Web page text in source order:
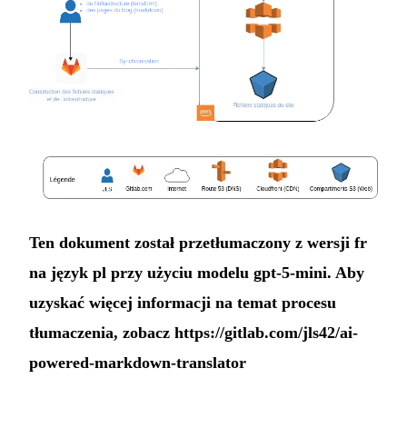
Ten dokument został przetłumaczony z wersji fr
na język pl przy użyciu modelu gpt-5-mini. Aby
uzyskać więcej informacji na temat procesu
tłumaczenia, zobacz https://gitlab.com/jls42/ai-
powered-markdown-translator